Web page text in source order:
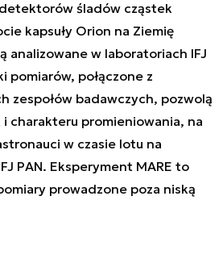
śladów cząstek
kapsuły Orion na Ziemię
analizowane w laboratoriach IFJ
pomiarów, połączone z
zespołów badawczych, pozwolą
charakteru promieniowania, na
w czasie lotu na
PAN. Eksperyment MARE to
prowadzone poza niską